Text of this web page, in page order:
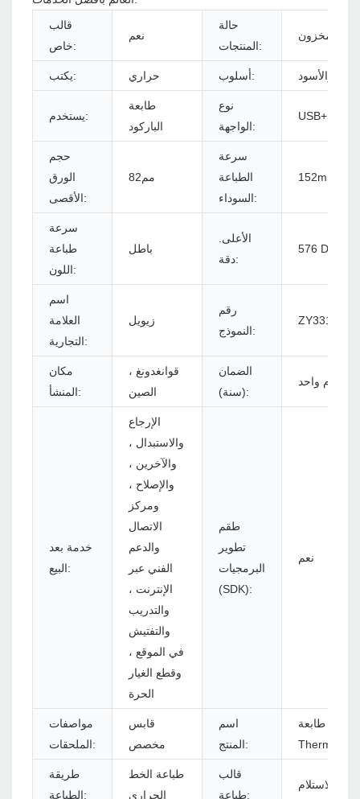
قالب
خاص:
نعم
حالة
المنتجات:
مخزون
يكتب: حراري أسلوب: والأسود
يستخدم:
طابعة
الباركود
نوع
الواجهة:
حجم
الورق
الأقصى:
مم82
سرعة
الطباعة
السوداء:
152mm/s
سرعة
طباعة
اللون:
باطل
الأعلى.
دقة:
اسم
العلامة
التجارية:
زيويل
رقم
النموذج:
ZY3310 -
مكان
المنشأ:
قوانغدونغ ،
الصين
الضمان
(سنة):
عام واحد
خدمة بعد
البيع:
الإرجاع
والاستبدال ،
والآخرين ،
والإصلاح ،
ومركز
الاتصال
والدعم
الفني عبر
الإنترنت ،
والتدريب
والتفتيش
في الموقع ،
وقطع الغيار
الحرة
طقم
تطوير
البرمجيات
(SDK):
نعم
مواصفات
الملحقات:
قابس
مخصص
اسم
المنتج:
طابعة WiFi 3inch Label Printer
Thermal
طريقة
الطباعة:
طباعة الخط
الحراري
قالب
طباعة:
الاستلام